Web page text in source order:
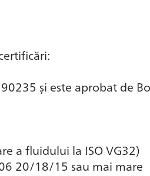
și este aprobat de
a fluidului la ISO VG32)
20/18/15 sau mai mare